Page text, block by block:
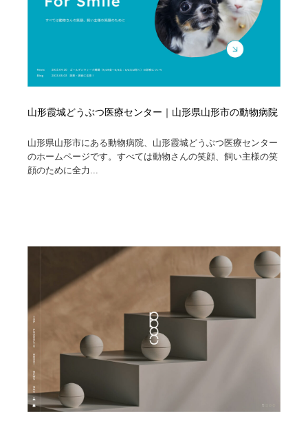
山形霞城どうぶつ医療センター｜山形県山形市の動物病院
山形県山形市にある動物病院、山形霞城どうぶつ医療センター
のホームページです。すべては動物さんの笑顔、飼い主様の笑
顔のために全力...